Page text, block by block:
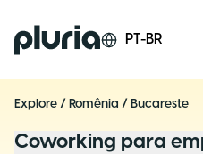
Logo Pluria PT-BR
Explore / Romênia / Bucareste
Coworking para